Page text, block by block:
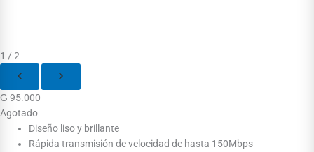
1 / 2
₲ 95.000
Agotado
Diseño liso y brillante
Rápida transmisión de velocidad de hasta 150Mbps